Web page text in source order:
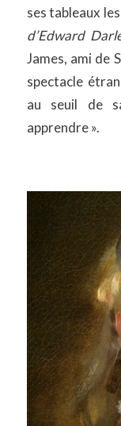
ses tableaux
d’Edward
James, ami de
spectacle
au seuil de
apprendre ».